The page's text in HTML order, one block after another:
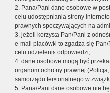
2. Pana/Pani dane osobowe w
celu udostępniania strony
prawnych spoczywających na
3. jeżeli korzysta Pan/Pani z
e-mail placówki to zgadza się
celu udzielenia odpowiedzi,
4. dane osobowe mogą być
organom ochrony prawnej
samorządu terytorialnego w
5. Pana/Pani dane osobowe nie